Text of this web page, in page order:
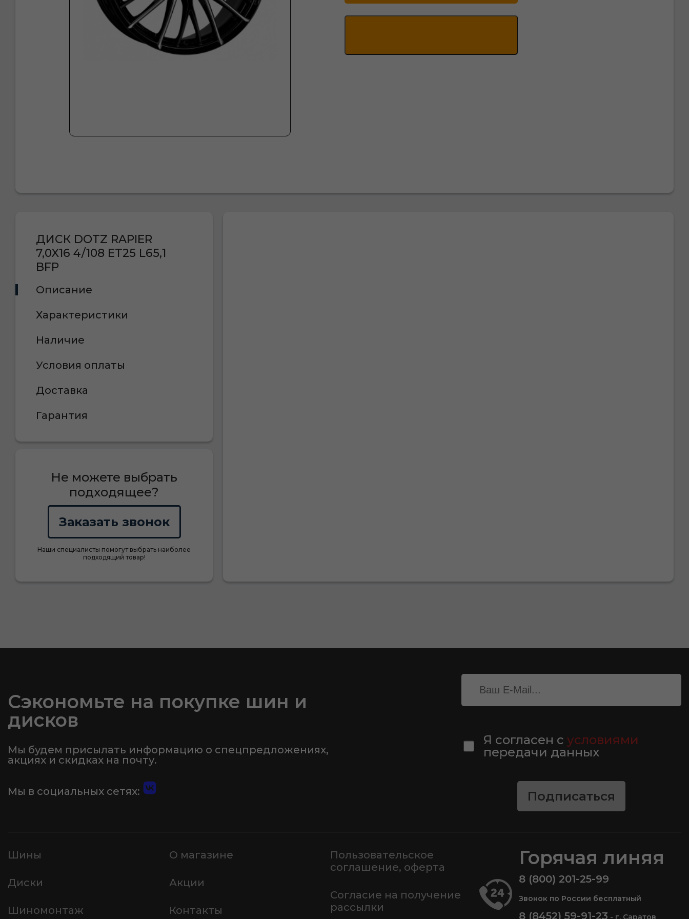
ДИСК DOTZ RAPIER
7,0X16 4/108 ET25 L65,1
BFP
Описание
Характеристики
Наличие
Условия оплаты
Доставка
Гарантия
Не можете выбрать
подходящее?
Заказать звонок
Наши специалисты помогут выбрать наиболее
подходящий товар!
Сэкономьте на покупке шин и
дисков
Мы будем присылать информацию о спецпредложениях,
акциях и скидках на почту.
Мы в социальных сетях:
Я согласен сусловиями
передачи данных
Подписаться
Шины
Диски
Шиномонтаж
О магазине
Акции
Контакты
Пользовательское
соглашение, оферта
Согласие на получение
рассылки
Горячая линяя
8 (800) 201-25-99
Звонок по России бесплатный
8 (8452) 59-91-23 - г. Саратов